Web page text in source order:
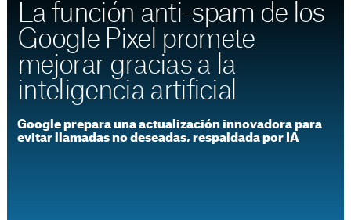
La función anti-spam de los
Google Pixel promete
mejorar gracias a la
inteligencia artificial
Google prepara una actualización innovadora para
evitar llamadas no deseadas, respaldada por IA